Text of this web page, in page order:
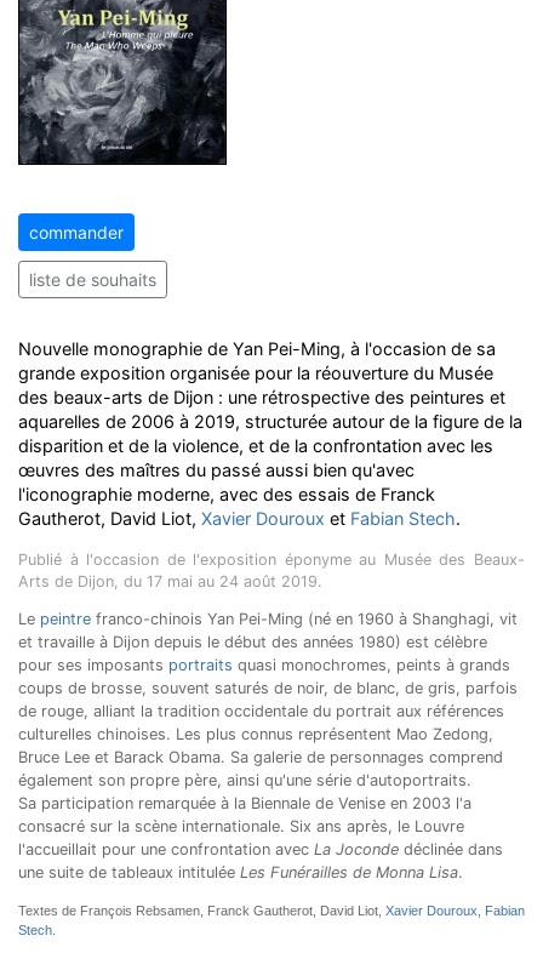
commander
liste de souhaits
Nouvelle monographie de Yan Pei-Ming, à l'occasion de sa
grande exposition organisée pour la réouverture du Musée
des beaux-arts de Dijon : une rétrospective des peintures et
aquarelles de 2006 à 2019, structurée autour de la figure de la
disparition et de la violence, et de la confrontation avec les
œuvres des maîtres du passé aussi bien qu'avec
l'iconographie moderne, avec des essais de Franck
Gautherot, David Liot, Xavier Douroux et Fabian Stech.
Publié à l'occasion de l'exposition éponyme au Musée des Beaux-
Arts de Dijon, du 17 mai au 24 août 2019.
Le peintre franco-chinois Yan Pei-Ming (né en 1960 à Shanghagi, vit
et travaille à Dijon depuis le début des années 1980) est célèbre
pour ses imposants portraits quasi monochromes, peints à grands
coups de brosse, souvent saturés de noir, de blanc, de gris, parfois
de rouge, alliant la tradition occidentale du portrait aux références
culturelles chinoises. Les plus connus représentent Mao Zedong,
Bruce Lee et Barack Obama. Sa galerie de personnages comprend
également son propre père, ainsi qu'une série d'autoportraits.
Sa participation remarquée à la Biennale de Venise en 2003 l'a
consacré sur la scène internationale. Six ans après, le Louvre
l'accueillait pour une confrontation avec La Joconde déclinée dans
une suite de tableaux intitulée Les Funérailles de Monna Lisa.
Textes de François Rebsamen, Franck Gautherot, David Liot, Xavier Douroux
Fabian
Stech